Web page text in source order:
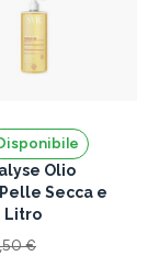
Olio
Secca e
Litro
€